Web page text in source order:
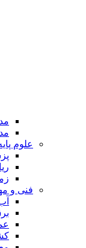
علوم
فنی و